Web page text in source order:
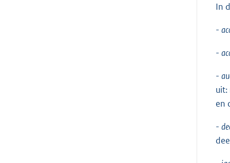
In
-
-
-
uit:
en
-